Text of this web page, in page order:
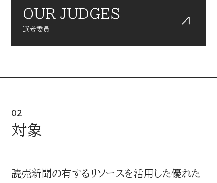
OUR JUDGES
選考委員
02
対象
読売新聞の有するリソースを活用した優れた